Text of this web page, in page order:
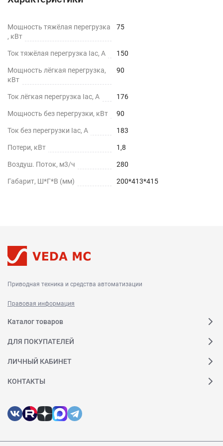
Мощность тяжёлая перегрузка
, кВт
75
Ток тяжёлая перегрузка Iac, А 150
Мощность лёгкая перегрузка,
кВт
90
Ток лёгкая перегрузка Iac, А 176
Мощность без перегрузки, кВт 90
Ток без перегрузки Iac, А 183
Потери, кВт 1,8
Воздуш. Поток, м3/ч 280
Габарит, Ш*Г*В (мм) 200*413*415
Приводная техника и средства автоматизации
Правовая информация
Каталог товаров
ДЛЯ ПОКУПАТЕЛЕЙ
ЛИЧНЫЙ КАБИНЕТ
КОНТАКТЫ